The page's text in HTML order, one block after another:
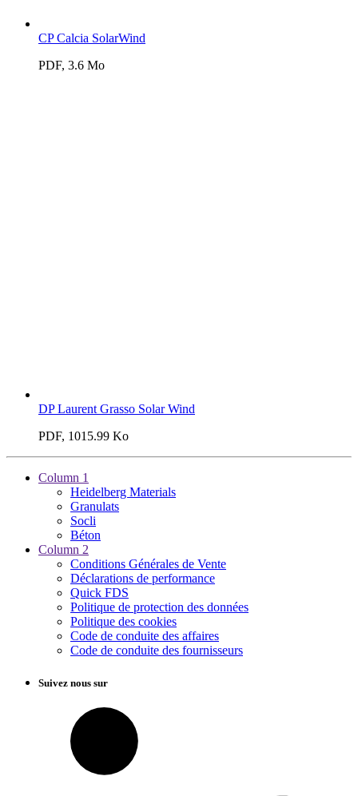
CP Calcia SolarWind
PDF, 3.6 Mo
DP Laurent Grasso Solar Wind
PDF, 1015.99 Ko
Column 1
Heidelberg Materials
Granulats
Socli
Béton
Column 2
Conditions Générales de Vente
Déclarations de performance
Quick FDS
Politique de protection des données
Politique des cookies
Code de conduite des affaires
Code de conduite des fournisseurs
Suivez nous sur